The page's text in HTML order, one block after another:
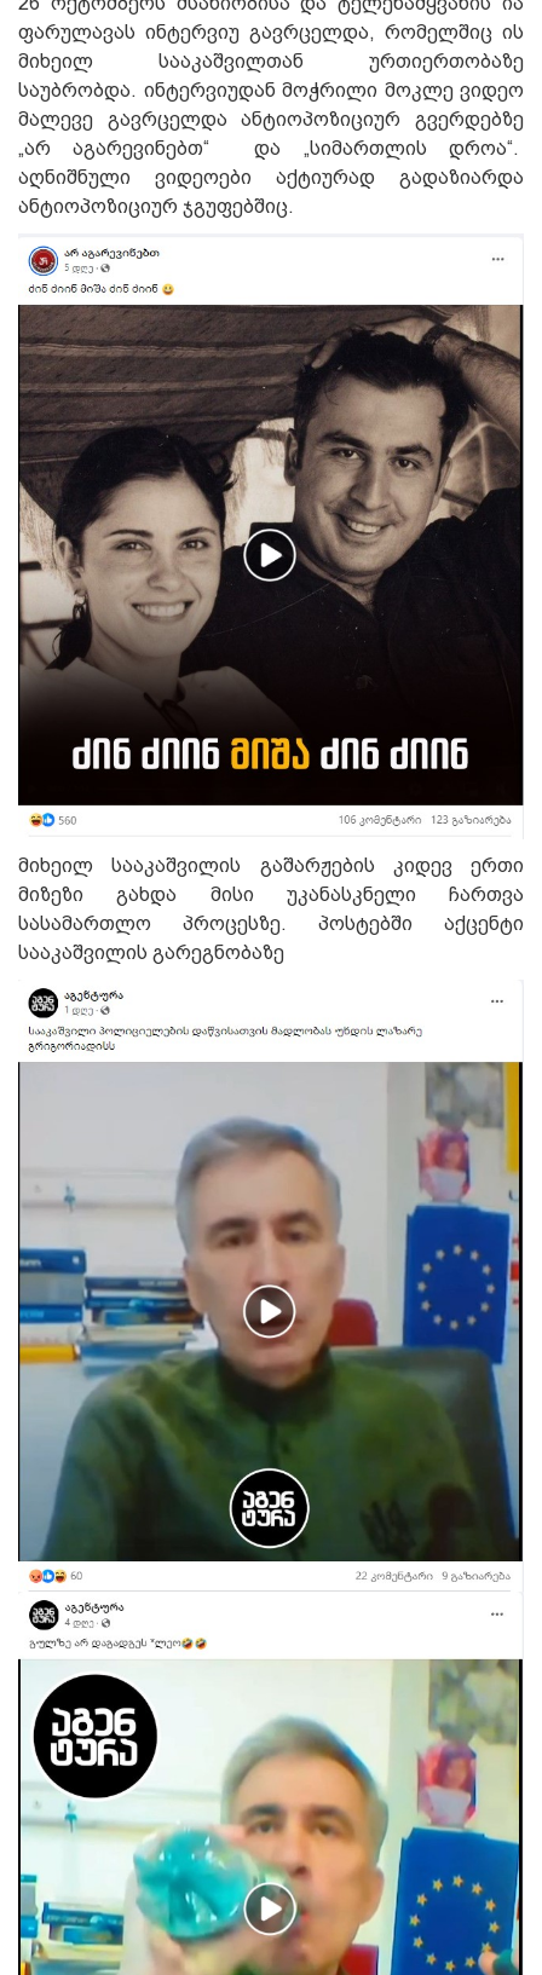
ფარულავას ინტერვიუ გავრცელდა, რომელშიც ის
მიხეილ სააკაშვილთან ურთიერთობაზე
საუბრობდა. ინტერვიუდან მოჭრილი მოკლე ვიდეო
მალევე გავრცელდა ანტიოპოზიციურ გვერდებზე
„არ აგარევინებთ“ და „სიმართლის დროა“.
აღნიშნული ვიდეოები აქტიურად გადაზიარდა
ანტიოპოზიციურ ჯგუფებშიც.
მიხეილ სააკაშვილის გაშარჟების კიდევ ერთი
მიზეზი გახდა მისი უკანასკნელი ჩართვა
სასამართლო პროცესზე. პოსტებში აქცენტი
სააკაშვილის გარეგნობაზე